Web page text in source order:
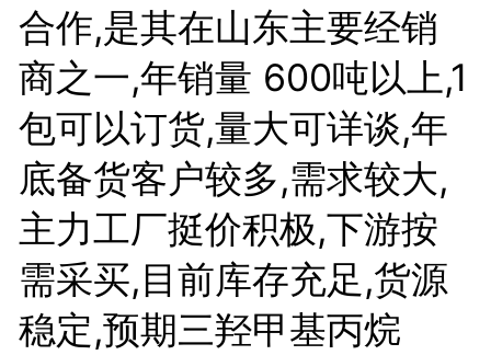
合作,是其在山东主要经销
商之一,年销量 600吨以上,1
包可以订货,量大可详谈,年
底备货客户较多,需求较大,
主力工厂挺价积极,下游按
需采买,目前库存充足,货源
稳定,预期三羟甲基丙烷